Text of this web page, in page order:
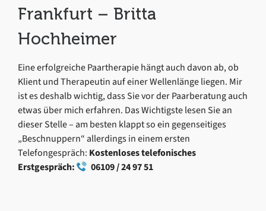
Frankfurt – Britta
Hochheimer
Eine erfolgreiche Paartherapie hängt auch davon ab, ob
Klient und Therapeutin auf einer Wellenlänge liegen. Mir
ist es deshalb wichtig, dass Sie vor der Paarberatung auch
etwas über mich erfahren. Das Wichtigste lesen Sie an
dieser Stelle – am besten klappt so ein gegenseitiges
„Beschnuppern“ allerdings in einem ersten
Telefongespräch: Kostenloses telefonisches
Erstgespräch:
06109 / 24 97 51